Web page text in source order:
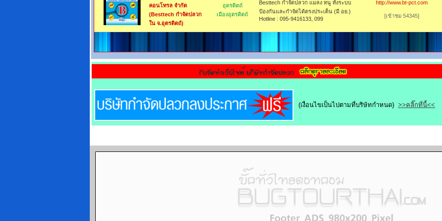
คอนโทรล จำกัด
(Besttech กำจัดปลวก
ใน จ.อุตรดิตถ์)
อุตรดิตถ์
เมืองอุตรดิตถ์
Besttech กำจัดปลวก แมลง หนู ทั้งระบบ
ป้องกันและกำจัดได้ตรงประเด็น (มี อย.)
Hotline : 095-9416133, 099
http://www.bt-pct.com
[เข้าชม 54345]
(เงื่อนไขเป็นไปตามที่บริษัทกำหนด) >>คลิ๊กที่นี้<<